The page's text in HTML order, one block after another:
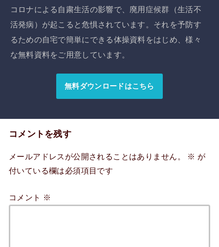
コロナによる自粛生活の影響で、廃用症候群（生活不
活発病）が起こると危惧されています。それを予防す
るための自宅で簡単にできる体操資料をはじめ、様々
な無料資料をご用意しています。
無料ダウンロードはこちら
コメントを残す
メールアドレスが公開されることはありません。 ※ が
付いている欄は必須項目です
コメント ※